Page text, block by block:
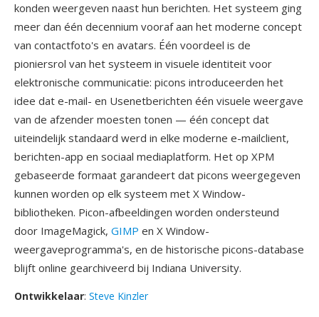
konden weergeven naast hun berichten. Het systeem ging
meer dan één decennium vooraf aan het moderne concept
van contactfoto's en avatars. Één voordeel is de
pioniersrol van het systeem in visuele identiteit voor
elektronische communicatie: picons introduceerden het
idee dat e-mail- en Usenetberichten één visuele weergave
van de afzender moesten tonen — één concept dat
uiteindelijk standaard werd in elke moderne e-mailclient,
berichten-app en sociaal mediaplatform. Het op XPM
gebaseerde formaat garandeert dat picons weergegeven
kunnen worden op elk systeem met X Window-
bibliotheken. Picon-afbeeldingen worden ondersteund
door ImageMagick, GIMP en X Window-
weergaveprogramma's, en de historische picons-database
blijft online gearchiveerd bij Indiana University.
Ontwikkelaar: Steve Kinzler